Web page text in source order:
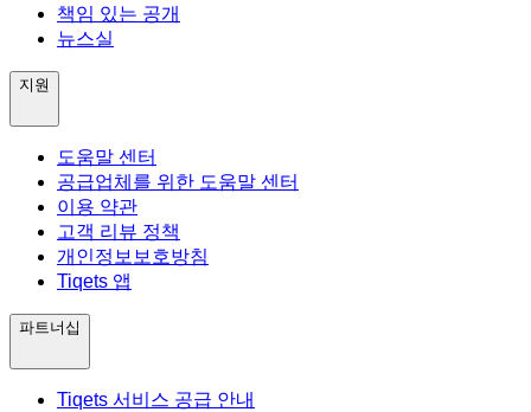
책임 있는 공개
뉴스실
지원
도움말 센터
공급업체를 위한 도움말 센터
이용 약관
고객 리뷰 정책
개인정보보호방침
Tiqets 앱
파트너십
Tiqets 서비스 공급 안내